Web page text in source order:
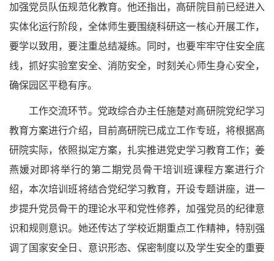
加强党员队伍规范化教育。他还指出，高研院目前已经进入
实体化运行阶段，全体师生要围绕科研这一核心开展工作，
要学以致用，要注重总结凝练。同时，也要牢牢守住安全底
线，抓好实验室安全、消防安全，时刻关心师生身心安全，
确保园区平稳有序。
工作交流环节。党政综合办主任施楚对高研院党纪学习
教育方案进行介绍，目前高研院已成立工作专班，将根据高
研院实际，依照拟定方案，扎实推进党史学习教育工作；姜
燕媛对即将举行的第二期党员骨干培训班课程方案进行介
绍，本次培训班将结合党纪学习教育，开设专题讲座，进一
步提升党员骨干的理论水平和党性修养，加强党员的纪律意
识和规则意识。她还传达了学校近期重点工作精神，特别强
调了国家安全日、意识形态、保密制度以及学生安全的重要